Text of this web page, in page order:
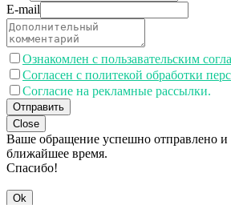
E-mail
Ознакомлен с пользавательским
Согласен с политекой обработки
Согласие на рекламные рассылки.
Отправить
Close
Ваше обращение успешно отправлено и
ближайшее время.
Спасибо!
Ok